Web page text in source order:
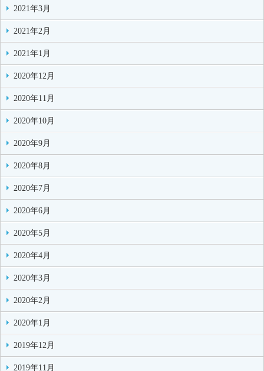
2021年3月
2021年2月
2021年1月
2020年12月
2020年11月
2020年10月
2020年9月
2020年8月
2020年7月
2020年6月
2020年5月
2020年4月
2020年3月
2020年2月
2020年1月
2019年12月
2019年11月